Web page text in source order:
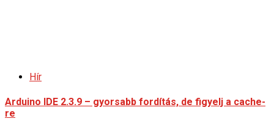
Hír
Arduino IDE 2.3.9 – gyorsabb fordítás, de figyelj a cache-
re